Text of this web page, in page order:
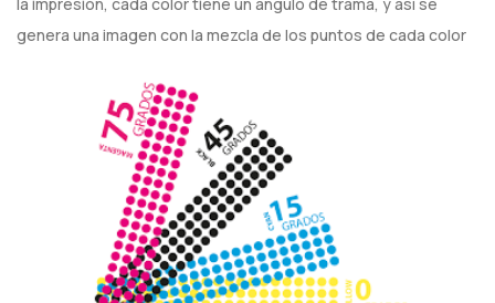
genera una imagen con la mezcla de los puntos de cada color